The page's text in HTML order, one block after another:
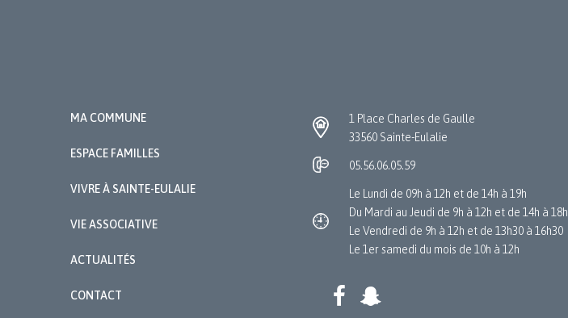
MA COMMUNE
ESPACE FAMILLES
VIVRE À SAINTE-EULALIE
VIE ASSOCIATIVE
ACTUALITÉS
CONTACT
1 Place Charles de Gaulle
33560 Sainte-Eulalie
05.56.06.05.59
Le Lundi de 09h à 12h et de 14h à 19h
Du Mardi au Jeudi de 9h à 12h et de 14h à 18h
Le Vendredi de 9h à 12h et de 13h30 à 16h30
Le 1er samedi du mois de 10h à 12h